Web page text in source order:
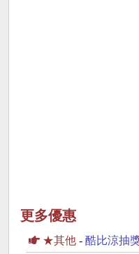
更多優惠
★其他 - 酷比涼抽